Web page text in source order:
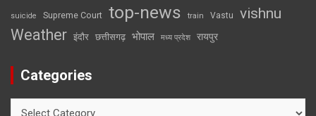
suicide Supreme Court top-news train Vastu vishnu
Weather इंदौर छत्तीसगढ़ भोपाल मध्य प्रदेश रायपुर
Categories